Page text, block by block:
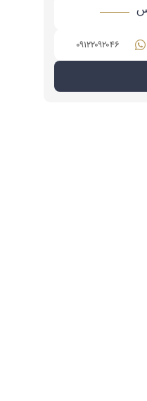
۰۹۱۲۲۰۹۲۰۴۶